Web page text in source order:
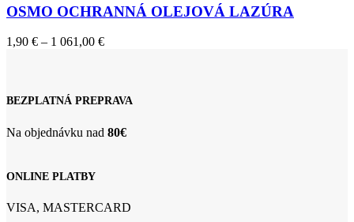
má
viacero
variantov.
vybrať
na
produktu.
OSMO OCHRANNÁ OLEJOVÁ LAZÚRA
1,90 € – 1 061,00 €Price
1
BEZPLATNÁ PREPRAVA
Na objednávku nad 80€
ONLINE PLATBY
VISA, MASTERCARD